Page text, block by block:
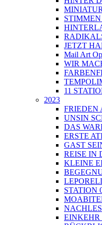
JETZT
Mail Art
WIR
11
2023
FRIEDEN
UNSIN
DAS
ERSTE
GAST
REISE IN
KLEINE
STATION
EINKEHR